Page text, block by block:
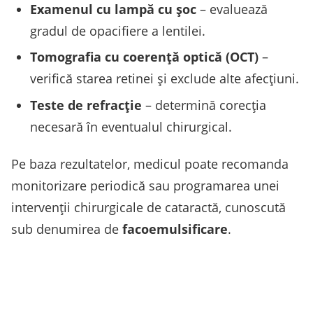
Examenul cu lampă cu şoc – evaluează
gradul de opacifiere a lentilei.
Tomografia cu coerenţă optică (OCT) –
verifică starea retinei şi exclude alte afecţiuni.
Teste de refracţie – determină corecţia
necesară în eventualul chirurgical.
Pe baza rezultatelor, medicul poate recomanda
monitorizare periodică sau programarea unei
intervenţii chirurgicale de cataractă, cunoscută
sub denumirea de facoemulsificare.